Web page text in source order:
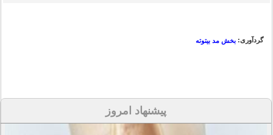
گردآوری: بخش مد بیتوته
پیشنهاد امروز